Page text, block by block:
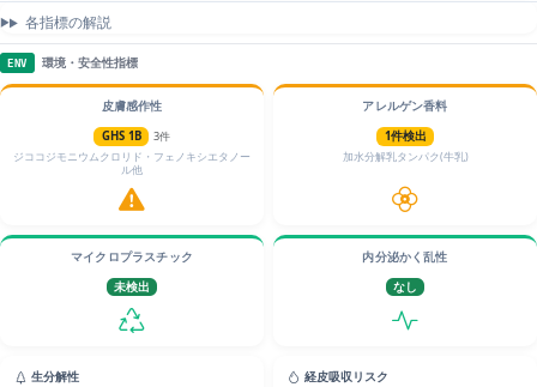
各指標の解説
ENV 環境・安全性指標
皮膚感作性
GHS 1B
3件
ジココジモニウムクロリド・フェノキシエタノー
ル他
アレルゲン香料
1件検出
加水分解乳タンパク(牛乳)
マイクロプラスチック
未検出
内分泌かく乱性
なし
生分解性 経皮吸収リスク